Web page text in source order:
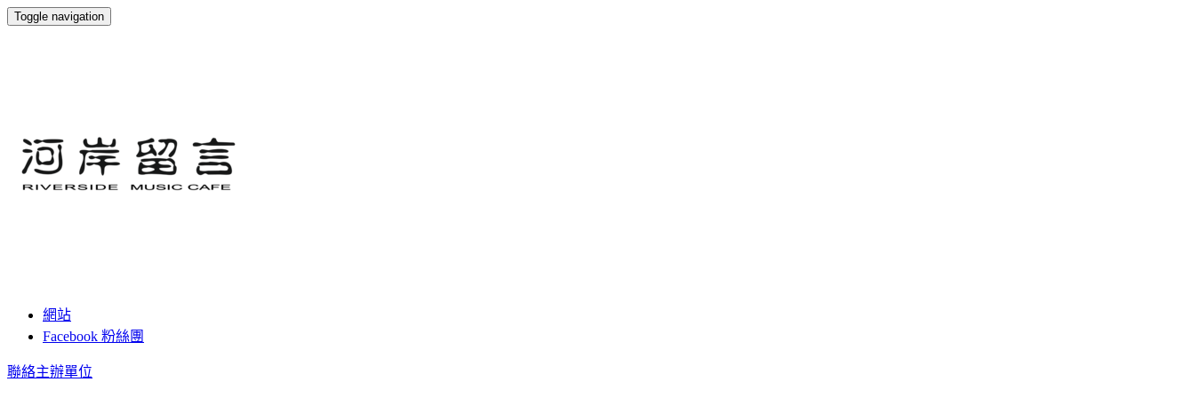
Toggle navigation
網站
Facebook 粉絲團
聯絡主辦單位